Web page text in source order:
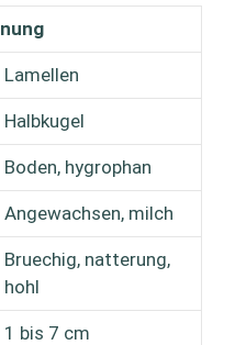
Lamellen
Halbkugel
Boden, hygrophan
Angewachsen, milch
Bruechig, natterung,
hohl
1 bis 7 cm